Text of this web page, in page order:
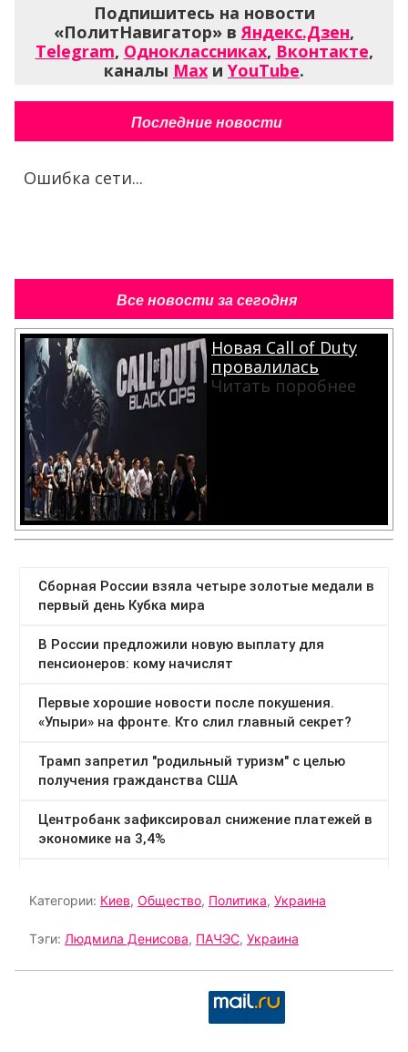
Подпишитесь на новости
«ПолитНавигатор» в Яндекс.Дзен,
Telegram, Одноклассниках, Вконтакте,
каналы Max и YouTube.
Последние новости
Ошибка сети...
Все новости за сегодня
Новая Call of Duty
провалилась
Читать поробнее
Категории: Киев, Общество, Политика, Украина
Тэги: Людмила Денисова, ПАЧЭС, Украина